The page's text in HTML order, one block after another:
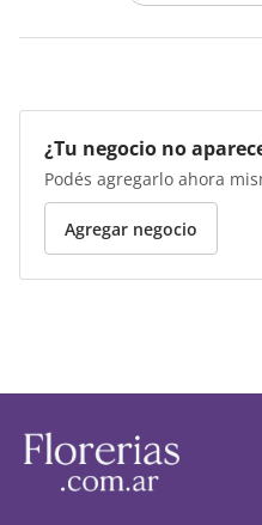
¿Tu negocio no
Podés agregarlo ahora
Agregar negocio